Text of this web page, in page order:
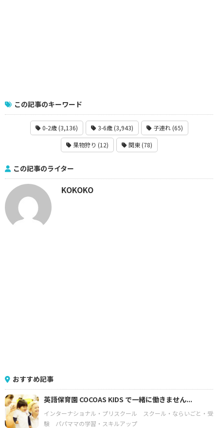
この記事のキーワード
0-2歳 (3,136) 3-6歳 (3,943) 子連れ (65)
果物狩り (12) 関東 (78)
この記事のライター
KOKOKO
おすすめ記事
英語保育園 COCOAS KIDS で一緒に働きません...
インターナショナル・プリスクール
スクール・ならいごと・受
験
パパママの学習・スキルアップ